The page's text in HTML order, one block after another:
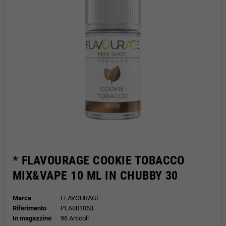
* FLAVOURAGE COOKIE TOBACCO
MIX&VAPE 10 ML IN CHUBBY 30
Marca
FLAVOURAGE
Riferimento
PLA001063
In magazzino
96 Articoli